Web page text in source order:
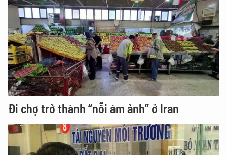
Đi chợ trở thành “nỗi ám ảnh” ở Iran